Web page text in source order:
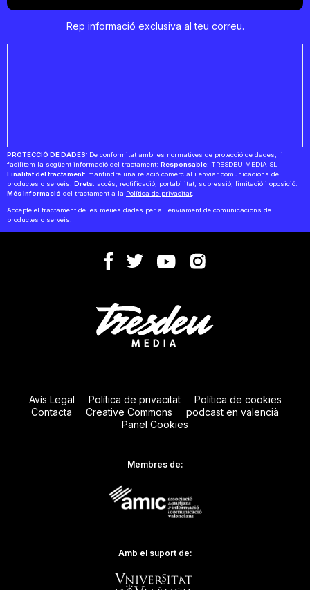
Rep informació exclusiva al teu correu.
PROTECCIÓ DE DADES: De conformitat amb les normatives de protecció de dades, li
facilitem la següent informació del tractament: Responsable: TRESDEU MEDIA SL
Finalitat del tractament: mantindre una relació comercial i enviar comunicacions de
productes o serveis. Drets: accés, rectificació, portabilitat, supressió, limitació i oposició.
Més informació del tractament a la Política de privacitat.
Accepte el tractament de les meues dades per a l'enviament de comunicacions de
productes o serveis.
Avís Legal Política de privacitat
Política de cookies
Contacta
Creative Commons
podcast en valencià
Panel Cookies
Membres de:
Amb el suport de: